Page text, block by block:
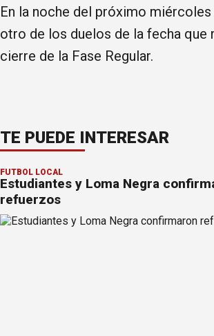
En la noche del próximo miércoles
otro de los duelos de la fecha que
cierre de la Fase Regular.
TE PUEDE INTERESAR
FÚTBOL LOCAL
Estudiantes y Loma Negra
refuerzos